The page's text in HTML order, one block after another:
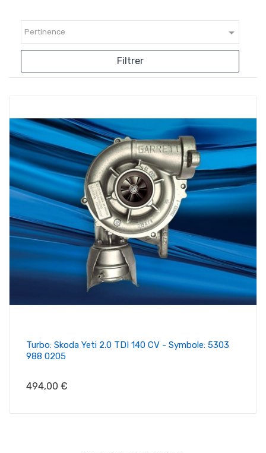
Pertinence 
Filtrer
Turbo: Skoda Yeti 2.0 TDI 140 CV - Symbole: 5303
988 0205
Prix
494,00 €